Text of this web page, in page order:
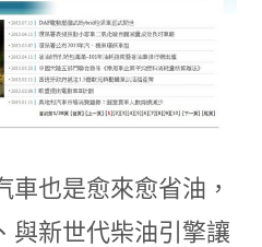
車也是愈來愈省油，
與新世代柴油引擎讓